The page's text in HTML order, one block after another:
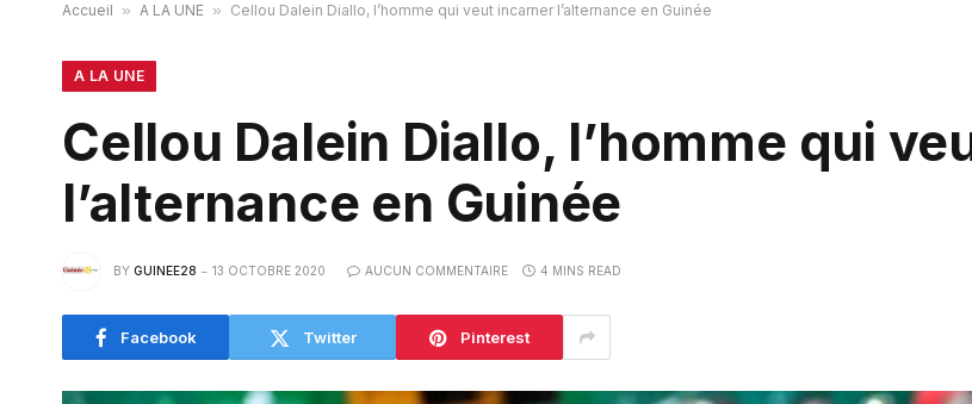
Accueil » A LA UNE » Cellou Dalein Diallo, l’homme qui veut incarner l’alternance en Guinée
A LA UNE
Cellou Dalein Diallo, l’homme qui
l’alternance en Guinée
BY GUINEE28 13 OCTOBRE 2020 AUCUN COMMENTAIRE 4 MINS READ
Facebook Twitter Pinterest